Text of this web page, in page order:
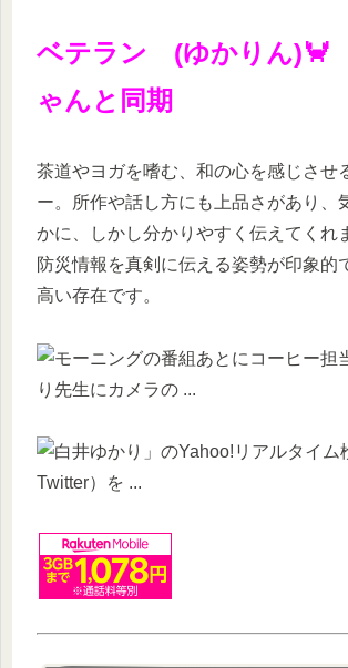
ベテラン (ゆかりん)🦀
ゃんと同期
茶道やヨガを嗜む、和の心を感じさせ
ー。所作や話し方にも上品さがあり、
かに、しかし分かりやすく伝えてくれ
防災情報を真剣に伝える姿勢が印象的
高い存在です。